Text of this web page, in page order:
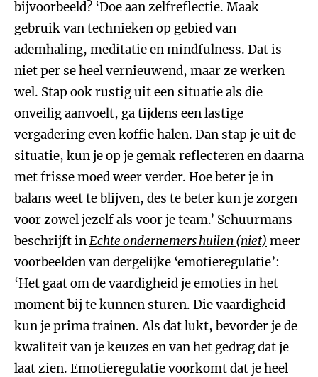
bijvoorbeeld? ‘Doe aan zelfreflectie. Maak
gebruik van technieken op gebied van
ademhaling, meditatie en mindfulness. Dat is
niet per se heel vernieuwend, maar ze werken
wel. Stap ook rustig uit een situatie als die
onveilig aanvoelt, ga tijdens een lastige
vergadering even koffie halen. Dan stap je uit de
situatie, kun je op je gemak reflecteren en daarna
met frisse moed weer verder. Hoe beter je in
balans weet te blijven, des te beter kun je zorgen
voor zowel jezelf als voor je team.’ Schuurmans
beschrijft inEchte ondernemers huilen (niet) meer
voorbeelden van dergelijke ‘emotieregulatie’:
‘Het gaat om de vaardigheid je emoties in het
moment bij te kunnen sturen. Die vaardigheid
kun je prima trainen. Als dat lukt, bevorder je de
kwaliteit van je keuzes en van het gedrag dat je
laat zien. Emotieregulatie voorkomt dat je heel